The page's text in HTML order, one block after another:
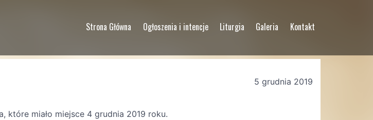
Strona Główna Ogłoszenia i intencje Liturgia Galeria Kontakt
5 grudnia 2019
które miało miejsce 4 grudnia 2019 roku.